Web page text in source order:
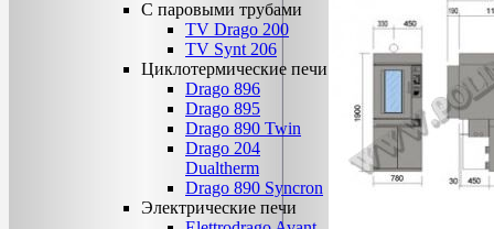
C паровыми трубами
TV Drago 200
TV Synt 206
Циклотермические печи
Drago 896
Drago 895
Drago 890 Twin
Drago 204
Dualtherm
Drago 890 Syncron
Электрические печи